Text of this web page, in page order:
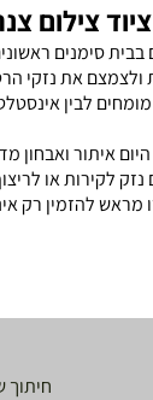
צילום
סימנים
ולצמצם את נזקי
לבין
איתור
נזק לקירות או
מראש להזמין רק
חיתוך